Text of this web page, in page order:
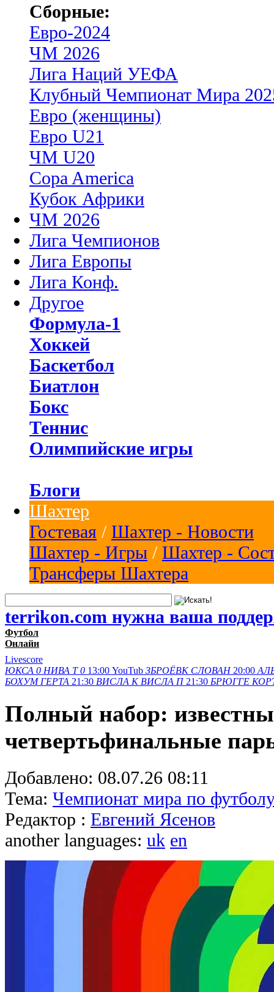
Сборные:
Евро-2024
ЧМ 2026
Лига Наций УЕФА
Клубный Чемпионат Мира
Евро (женщины)
Евро U21
ЧМ U20
Copa America
Кубок Африки
ЧМ 2026
Лига Чемпионов
Лига Европы
Лига Конф.
Другое
Формула-1
Хоккей
Баскетбол
Биатлон
Бокс
Теннис
Олимпийские игры
Блоги
Шахтер
Гостевая / Шахтер - Новости
Шахтер - Игры / Шахтер -
Трансферы Шахтера
terrikon.com нужна ваша
Футбол
Онлайн
Livescore
ЮКСА 0 НИВА Т 0 13:00 YouTub ЗБРОЁВК СЛОВАН 20:00
БОХУМ ГЕРТА 21:30 ВИСЛА K ВИСЛА П 21:30 БРЮГГЕ
Полный набор:
четвертьфинальные
Добавлено: 08.07.26 08:11
Тема: Чемпионат мира по
Редактор : Евгений Ясенов
another languages: uk en